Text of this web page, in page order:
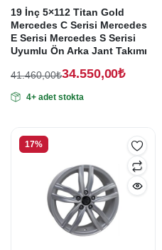
19 İnç 5×112 Titan Gold
Mercedes C Serisi Mercedes
E Serisi Mercedes S Serisi
Uyumlu Ön Arka Jant Takımı
41.460,00₺
fiyat:
34.550,00₺
andaki
34.550,00₺.
4+ adet stokta
17%